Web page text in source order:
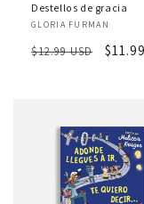
Destellos de gracia
Proveedor:
GLORIA FURMAN
Precio
$12.99 USD
Precio